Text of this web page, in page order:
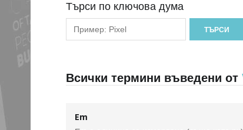
Търси по ключова дума
Всички термини въведени от
Em